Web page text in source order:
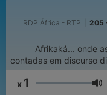
RDP África - RTP 205
Afrikaká... onde
contadas em discurso
עוצמת שמע 1